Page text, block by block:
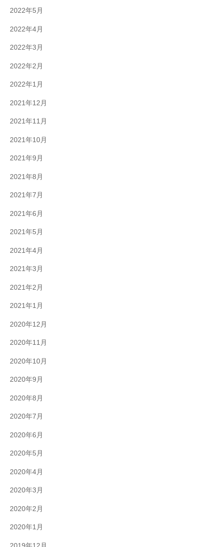
2022年5月
2022年4月
2022年3月
2022年2月
2022年1月
2021年12月
2021年11月
2021年10月
2021年9月
2021年8月
2021年7月
2021年6月
2021年5月
2021年4月
2021年3月
2021年2月
2021年1月
2020年12月
2020年11月
2020年10月
2020年9月
2020年8月
2020年7月
2020年6月
2020年5月
2020年4月
2020年3月
2020年2月
2020年1月